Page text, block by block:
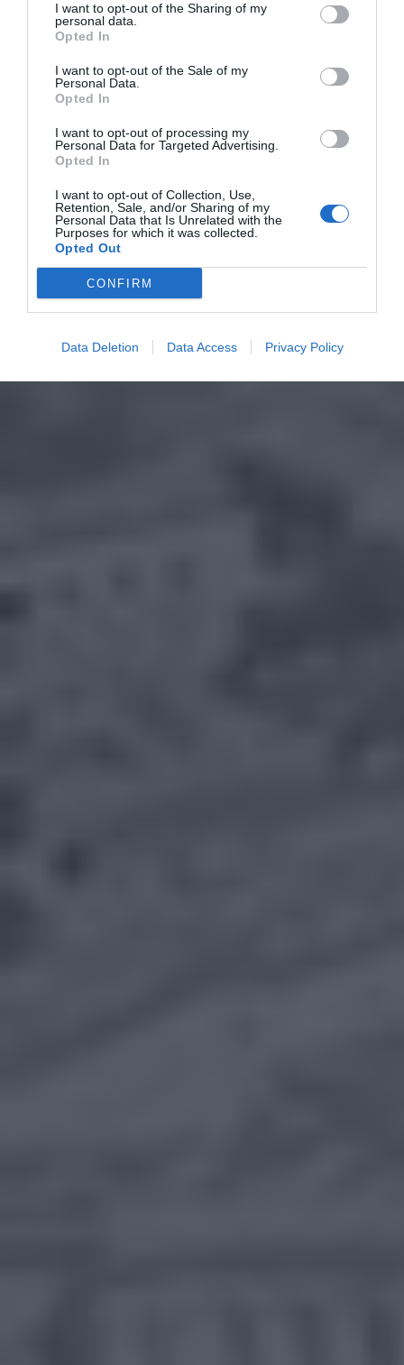
I want to opt-out of the Sharing of my
personal data.
Opted In
I want to opt-out of the Sale of my
Personal Data.
Opted In
I want to opt-out of processing my
Personal Data for Targeted Advertising.
Opted In
I want to opt-out of Collection, Use,
Retention, Sale, and/or Sharing of my
Personal Data that Is Unrelated with the
Purposes for which it was collected.
Opted Out
CONFIRM
Data Deletion Data Access Privacy Policy